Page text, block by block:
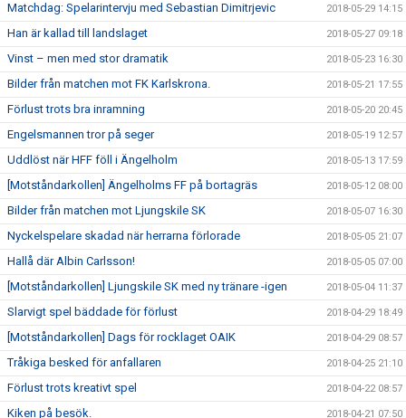
Matchdag: Spelarintervju med Sebastian Dimitrjevic 2018-05-29 14:15
Han är kallad till landslaget 2018-05-27 09:18
Vinst – men med stor dramatik 2018-05-23 16:30
Bilder från matchen mot FK Karlskrona. 2018-05-21 17:55
Förlust trots bra inramning 2018-05-20 20:45
Engelsmannen tror på seger 2018-05-19 12:57
Uddlöst när HFF föll i Ängelholm 2018-05-13 17:59
[Motståndarkollen] Ängelholms FF på bortagräs 2018-05-12 08:00
Bilder från matchen mot Ljungskile SK 2018-05-07 16:30
Nyckelspelare skadad när herrarna förlorade 2018-05-05 21:07
Hallå där Albin Carlsson! 2018-05-05 07:00
[Motståndarkollen] Ljungskile SK med ny tränare -igen 2018-05-04 11:37
Slarvigt spel bäddade för förlust 2018-04-29 18:49
[Motståndarkollen] Dags för rocklaget OAIK 2018-04-29 08:57
Tråkiga besked för anfallaren 2018-04-25 21:10
Förlust trots kreativt spel 2018-04-22 08:57
Kiken på besök. 2018-04-21 07:50